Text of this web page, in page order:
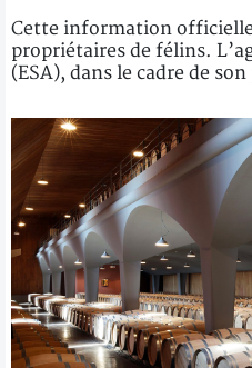
Cette information
propriétaires de félins.
(ESA), dans le cadre de